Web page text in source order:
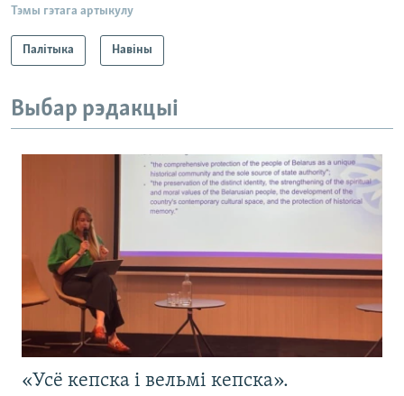
Тэмы гэтага артыкулу
Палітыка Навіны
Выбар рэдакцыі
«Усё кепска і вельмі кепска».